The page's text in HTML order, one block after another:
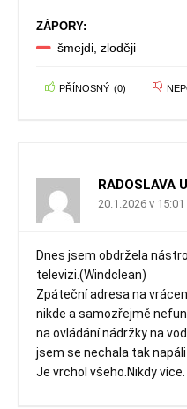
ZÁPORY:
šmejdi, zloději
PŘÍNOSNÝ (0)
RADOSLAVA
20.1.2026 v 15:01
Dnes jsem obdržela
televizi.(Windclean)
Zpáteční adresa na
nikde a samozřejmě
na ovládání nádržky na
jsem se nechala tak
Je vrchol všeho.Nikdy více.